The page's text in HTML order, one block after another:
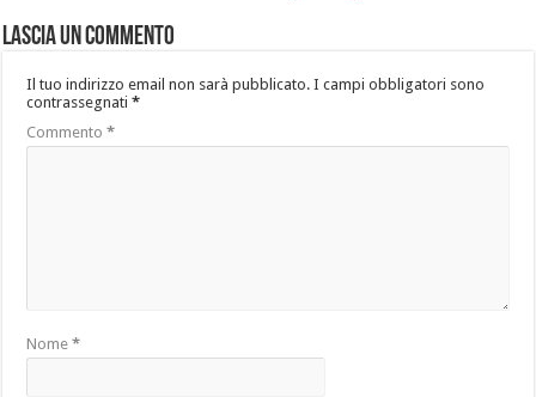
Lascia un commento
Il tuo indirizzo email non sarà pubblicato. I campi obbligatori sono
contrassegnati*
Commento*
Nome*